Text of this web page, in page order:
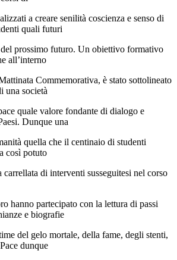
a creare senilità coscienza e senso di
quali futuri
prossimo futuro. Un obiettivo formativo
all’interno
Commemorativa, è stato sottolineato
una società
quale valore fondante di dialogo e
Dunque una
quella che il centinaio di studenti
così potuto
carrellata di interventi susseguitesi nel corso
hanno partecipato con la lettura di passi
e biografie
del gelo mortale, della fame, degli stenti,
dunque